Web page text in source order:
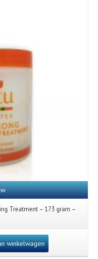
Treatment – 173 gram –
winkelwagen